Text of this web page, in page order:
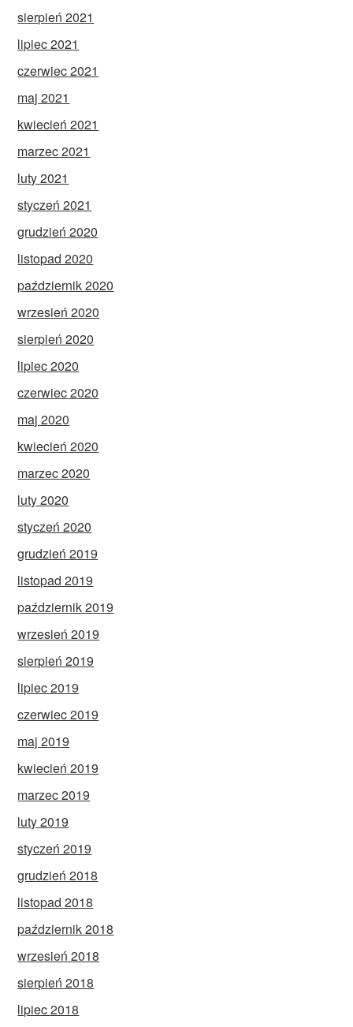
sierpień 2021
lipiec 2021
czerwiec 2021
maj 2021
kwiecień 2021
marzec 2021
luty 2021
styczeń 2021
grudzień 2020
listopad 2020
październik 2020
wrzesień 2020
sierpień 2020
lipiec 2020
czerwiec 2020
maj 2020
kwiecień 2020
marzec 2020
luty 2020
styczeń 2020
grudzień 2019
listopad 2019
październik 2019
wrzesień 2019
sierpień 2019
lipiec 2019
czerwiec 2019
maj 2019
kwiecień 2019
marzec 2019
luty 2019
styczeń 2019
grudzień 2018
listopad 2018
październik 2018
wrzesień 2018
sierpień 2018
lipiec 2018